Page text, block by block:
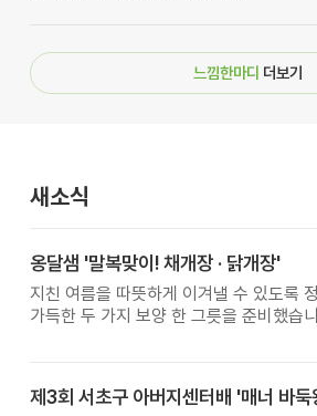
느낌한마디 더보기
새소식
옹달샘 '말복맞이! 채개장 · 닭개장'
지친 여름을 따뜻하게 이겨낼 수 있도록
가득한 두 가지 보양 한 그릇을 준비했습